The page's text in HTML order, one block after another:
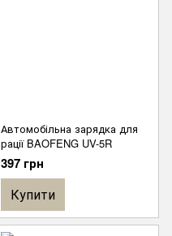
Автомобільна зарядка для
рації BAOFENG UV-5R
397 грн
Купити